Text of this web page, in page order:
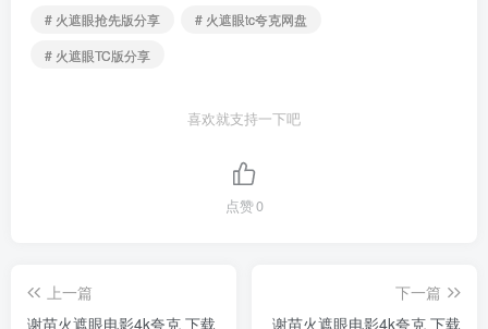
# 火遮眼抢先版分享
# 火遮眼tc夸克网盘
# 火遮眼TC版分享
喜欢就支持一下吧
点赞0
上一篇
谢苗火遮眼电影4k夸克 下载
下一篇
谢苗火遮眼电影4k夸克 下载